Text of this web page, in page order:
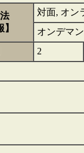
対面, オン
オンデマ
2